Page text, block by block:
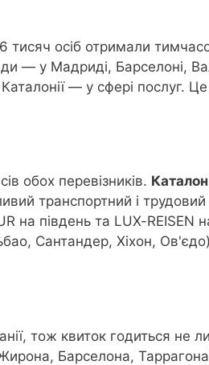
тисяч осіб отримали
— у Мадриді, Барселоні,
— у сфері послуг.
обох перевізників.
транспортний і трудовий
на південь та LUX-REISEN
Сантандер, Хіхон,
тож квиток годиться не
Барселона,